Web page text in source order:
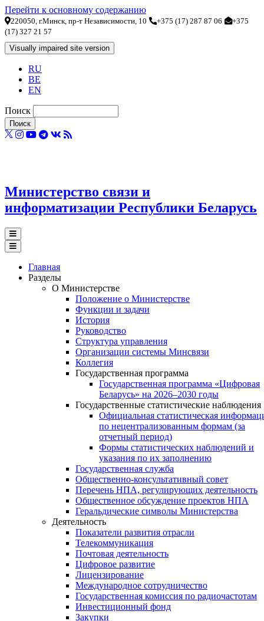
Перейти к основному содержанию
220050, г.Минск, пр-т Независимости, 10 +375 (17) 287 87 06
+375
(17) 327 21 57
RU
BE
EN
Поиск
Министерство связи и
информатизации Республики Беларусь
Главная
Разделы
О Министерстве
Положение о Министерстве
Функции и задачи
История
Руководство
Структура управления
Организации системы Минсвязи
Коллегия
Государственная программа
Государственная программа «Цифровая
Беларусь» на 2026–2030 годы
Государственные статистические наблюдения
Официальная статистическая
по нецентрализованным формам (за
отчетный период)
Формы статистических наблюдений и
указания по их заполнению
Государственная служба
Общественно-консультативный совет
Перечень НПА, регулирующих деятельность
Общественное обсуждение проектов НПА
Геральдические символы Министерства
Деятельность
Показатели развития отрасли
Телекоммуникация
Почтовая деятельность
Цифровое развитие
Лицензирование
Международное сотрудничество
Государственная комиссия по радиочастотам
Инвестиционный фонд
Закупки